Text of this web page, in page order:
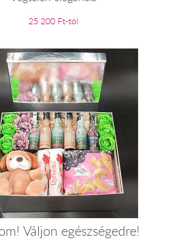
25 200 Ft-tól
Váljon egészségedre!